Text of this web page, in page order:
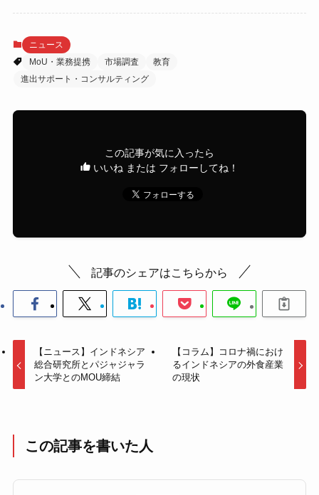
ニュース
MoU・業務提携
市場調査
教育
進出サポート・コンサルティング
この記事が気に入ったら
いいね または フォローしてね！
記事のシェアはこちらから
【ニュース】インドネシア
総合研究所とパジャジャラ
ン大学とのMOU締結
【コラム】コロナ禍におけ
るインドネシアの外食産業
の現状
この記事を書いた人